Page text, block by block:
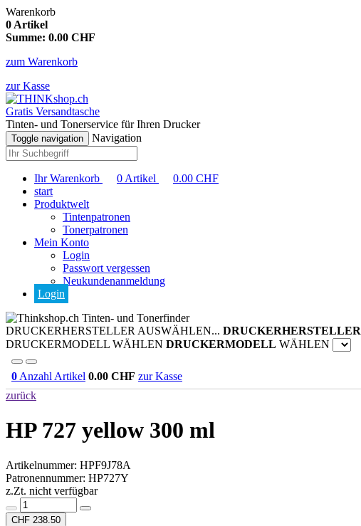
Warenkorb
0 Artikel
Summe: 0.00 CHF
zum Warenkorb
zur Kasse
Gratis Versandtasche
Tinten- und Tonerservice für Ihren Drucker
Toggle navigation Navigation
Ihr Warenkorb 0 Artikel 0.00 CHF
start
Produktwelt
Tintenpatronen
Tonerpatronen
Mein Konto
Login
Passwort vergessen
Neukundenanmeldung
Login
Tinten- und Tonerfinder
DRUCKERHERSTELLER AUSWÄHLEN... DRUCKERHERSTELLER
DRUCKERMODELL WÄHLEN DRUCKERMODELL WÄHLEN
0 Anzahl Artikel 0.00 CHF zur Kasse
zurück
HP 727 yellow 300 ml
Artikelnummer: HPF9J78A
Patronennummer: HP727Y
z.Zt. nicht verfügbar
CHF 238.50